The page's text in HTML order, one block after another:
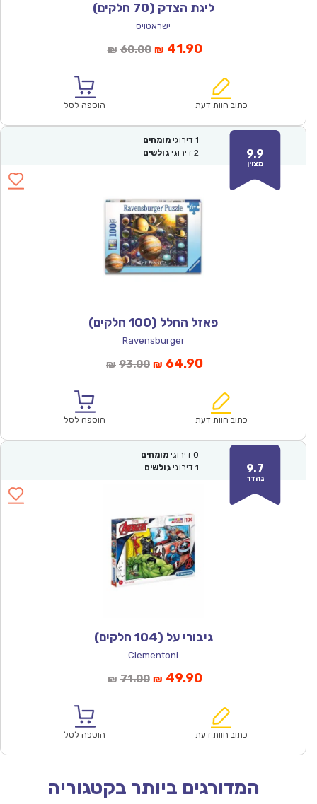
ליגת הצדק (70 חלקים)
ישראטויס
₪ 60.00המחיר
₪60.00.
₪ 41.90המחיר
הוא:
כתוב חוות דעת הוספה לסל
9.9
מצוין
1 דירוגי מומחים
2 דירוגי גולשים
פאזל החלל (100 חלקים)
Ravensburger
₪ 93.00המחיר
₪93.00.
₪ 64.90המחיר
הוא:
כתוב חוות דעת הוספה לסל
9.7
נהדר
0 דירוגי מומחים
1 דירוגי גולשים
גיבורי על (104 חלקים)
Clementoni
₪ 71.00המחיר
₪71.00.
₪ 49.90המחיר
הוא:
כתוב חוות דעת הוספה לסל
המדורגים ביותר בקטגוריה